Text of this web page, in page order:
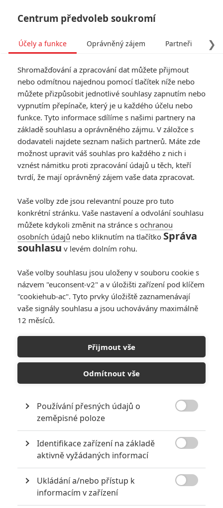
Podfukáři
Skupina čtyř špičkových
iluzionistů „Four Horseman" v
napínavé hře na kočku a myš s
FBI a finančními magnáty. Team
svých show zabývá také
organizací bravurních a efektních
bankovních loupeží zaměřených
proti zkorumpovaným
finančníkům. Během svých
grandiózních vystoupení pak tito
nejenže loupež v přímém
přenosu provedou, ale následně nechají „zabavené" peníze pršet
na ohromené diváky...
Obsazení filmu Podfukáři
Jesse
Eisenberg
Morgan
Freeman
Herec
Daniel Radcliffe
Herec
Isla Fisher
Herec
*/10
Zatím nehodnoceno
Centrum předvoleb soukromí
❯
Účely a funkce Oprávněný zájem Partneři
Shromažďování a zpracování dat můžete přijmout
nebo odmítnou najednou pomocí tlačítek níže nebo
můžete přizpůsobit jednotlivé souhlasy zapnutím nebo
vypnutím přepínače, který je u každého účelu nebo
funkce. Tyto informace sdílíme s našimi partnery na
základě souhlasu a oprávněného zájmu. V záložce s
dodavateli najdete seznam našich partnerů. Máte zde
možnost upravit váš souhlas pro každého z nich i
vznést námitku proti zpracování údajů u těch, kteří
tvrdí, že mají oprávněný zájem vaše data zpracovat.
Vaše volby zde jsou relevantní pouze pro tuto
konkrétní stránku. Vaše nastavení a odvolání souhlasu
můžete kdykoli změnit na stránce s ochranou
osobních údajů nebo kliknutím na tlačítko Správa
souhlasu v levém dolním rohu.
Vaše volby souhlasu jsou uloženy v souboru cookie s
názvem "euconsent-v2" a v úložišti zařízení pod klíčem
"cookiehub-ac". Tyto prvky úložiště zaznamenávají
vaše signály souhlasu a jsou uchovávány maximálně
12 měsíců.
Přijmout vše
Odmítnout vše
Používání přesných údajů o
zeměpisné poloze
Identifikace zařízení na základě
aktivně vyžádaných informací
Ukládání a/nebo přístup k
informacím v zařízení